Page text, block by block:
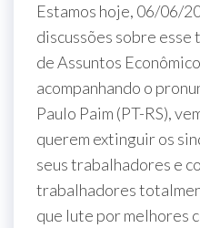
Estamos hoje, 06/06/
discussões sobre esse
de Assuntos
acompanhando o
Paulo Paim (PT-RS),
querem extinguir os
seus trabalhadores e
trabalhadores
que lute por melhores